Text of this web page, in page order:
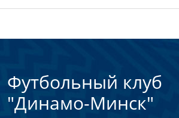
Футбольный клуб
"Динамо-Минск"